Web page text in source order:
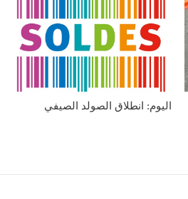
اليوم: انطلاق الصولد الصيفي